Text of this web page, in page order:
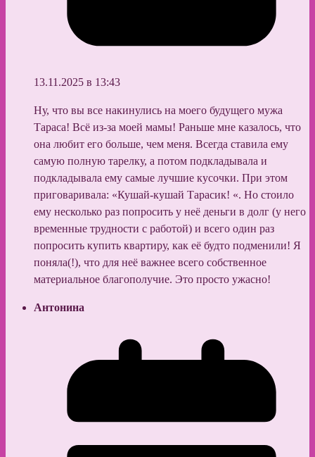
13.11.2025 в 13:43
Ну, что вы все накинулись на моего будущего мужа
Тараса! Всё из-за моей мамы! Раньше мне казалось, что
она любит его больше, чем меня. Всегда ставила ему
самую полную тарелку, а потом подкладывала и
подкладывала ему самые лучшие кусочки. При этом
приговаривала: «Кушай-кушай Тарасик! «. Но стоило
ему несколько раз попросить у неё деньги в долг (у него
временные трудности с работой) и всего один раз
попросить купить квартиру, как её будто подменили! Я
поняла(!), что для неё важнее всего собственное
материальное благополучие. Это просто ужасно!
Антонина